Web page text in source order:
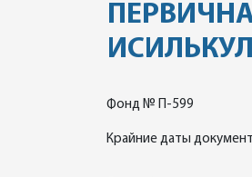
Фонд № П-599
Крайние даты